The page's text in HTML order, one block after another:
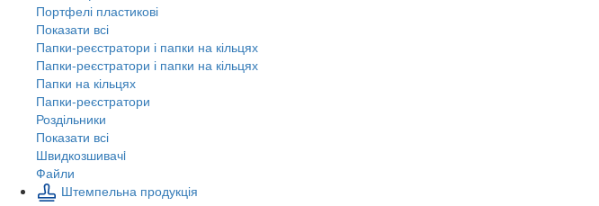
Портфелі пластикові
Показати всі
Папки-реєстратори і папки на кільцях
Папки-реєстратори і папки на кільцях
Папки на кільцях
Папки-реєстратори
Роздільники
Показати всі
Швидкозшивачi
Файли
Штемпельна продукція